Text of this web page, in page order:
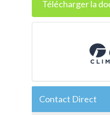
Télécharger la
Contact Direct